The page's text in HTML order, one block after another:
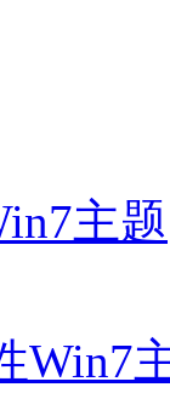
主题
Win7